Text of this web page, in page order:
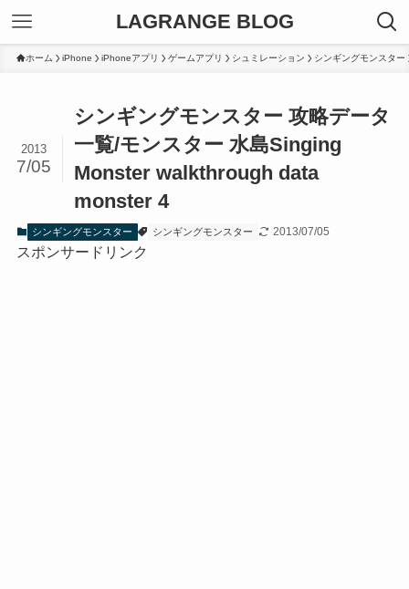
LAGRANGE BLOG
ホーム iPhone iPhoneアプリ ゲームアプリ シュミレーション シンギングモンスター
シンギングモンスター 攻略データ
一覧/モンスター 水島Singing
Monster walkthrough data
monster 4
2013
7/05
シンギングモンスター シンギングモンスター 2013/07/05
スポンサードリンク